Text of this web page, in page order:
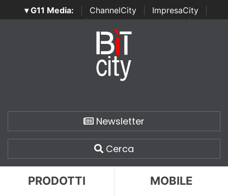
▾ G11 Media: ChannelCity ImpresaCity
SecurityOpenLab | Italian Channel Awards | Italian
Italian Security Awards
Newsletter
Cerca
PRODOTTI MOBILE